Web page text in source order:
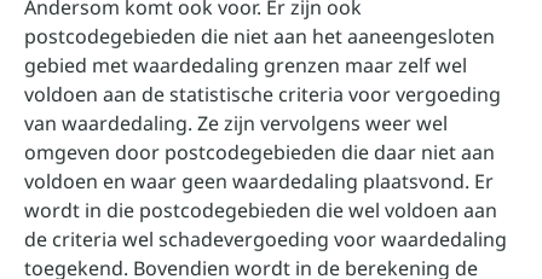
Andersom komt ook voor. Er zijn ook
postcodegebieden die niet aan het aaneengesloten
gebied met waardedaling grenzen maar zelf wel
voldoen aan de statistische criteria voor vergoeding
van waardedaling. Ze zijn vervolgens weer wel
omgeven door postcodegebieden die daar niet aan
voldoen en waar geen waardedaling plaatsvond. Er
wordt in die postcodegebieden die wel voldoen aan
de criteria wel schadevergoeding voor waardedaling
toegekend. Bovendien wordt in de berekening de